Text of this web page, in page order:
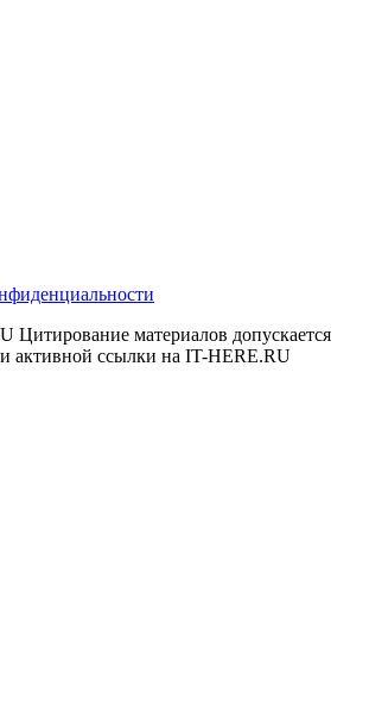
Цитирование материалов допускается
активной ссылки на IT-HERE.RU